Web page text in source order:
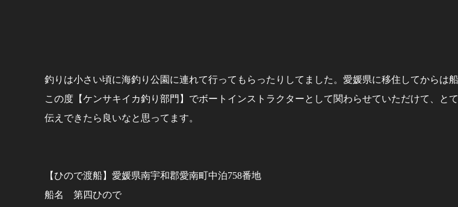
釣りは小さい頃に海釣り公園に連れて行ってもらったりしてました。愛媛県に移住してからは
この度【ケンサキイカ釣り部門】でボートインストラクターとして関わらせていただけて、
伝えできたら良いなと思ってます。
【ひので渡船】愛媛県南宇和郡愛南町中泊758番地
船名 第四ひので